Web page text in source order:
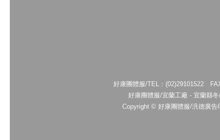
好康團體服/TEL：(02)29101522
好康團體服/宜蘭工廠 - 宜蘭縣
Copyright © 好康團體服/汎德廣